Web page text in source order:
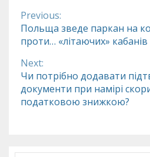
Continue
Reading
Previous:
Польща зведе паркан на
проти… «літаючих» кабанів
Next:
Чи потрібно додавати
документи при намірі
податковою знижкою?